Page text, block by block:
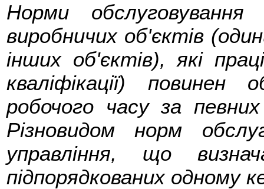
Норми
виробничих об'єктів
інших об'єктів), які
кваліфікації)
робочого часу за певних
Різновидом норм
управління, що
підпорядкованих одному